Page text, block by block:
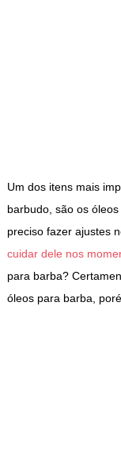
Um dos itens mais
barbudo, são os
preciso fazer ajustes
cuidar dele nos
para barba?
óleos para barba,